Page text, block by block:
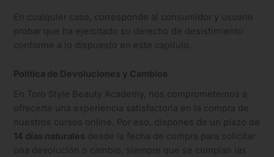
En cualquier caso, corresponde al consumidor y usuario
probar que ha ejercitado su derecho de desistimiento
conforme a lo dispuesto en este capítulo.
Política de Devoluciones y Cambios
En Toro Style Beauty Academy, nos comprometemos a
ofrecerte una experiencia satisfactoria en la compra de
nuestros cursos online. Por eso, dispones de un plazo de
14 días naturales desde la fecha de compra para solicitar
una devolución o cambio, siempre que se cumplan las